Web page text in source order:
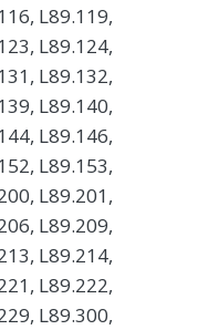
L89.119,
L89.124,
L89.132,
L89.140,
L89.146,
L89.153,
L89.201,
L89.209,
L89.214,
L89.222,
L89.300,